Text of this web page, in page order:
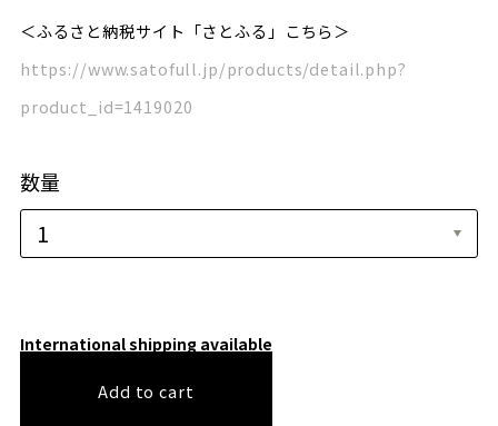
＜ふるさと納税サイト「さとふる」こちら＞
https://www.satofull.jp/products/detail.php?
product_id=1419020
数量
International shipping available
Add to cart